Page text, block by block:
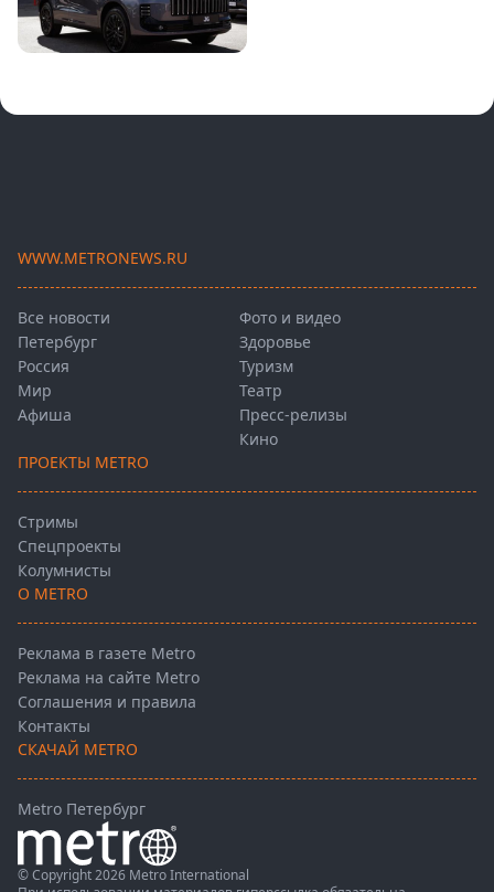
WWW.METRONEWS.RU
Все новости
Петербург
Россия
Мир
Афиша
Фото и видео
Здоровье
Туризм
Театр
Пресс-релизы
Кино
ПРОЕКТЫ METRO
Стримы
Спецпроекты
Колумнисты
О METRO
Реклама в газете Metro
Реклама на сайте Metro
Соглашения и правила
Контакты
СКАЧАЙ METRO
Metro Петербург
© Copyright 2026 Metro International